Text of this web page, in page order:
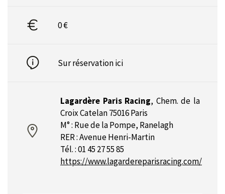
0 €
Sur réservationici
Lagardère Paris Racing, Chem. de la
Croix Catelan 75016 Paris
M° : Rue de la Pompe, Ranelagh
RER : Avenue Henri-Martin
Tél. : 01 45 27 55 85
https://www.lagardereparisracing.com/